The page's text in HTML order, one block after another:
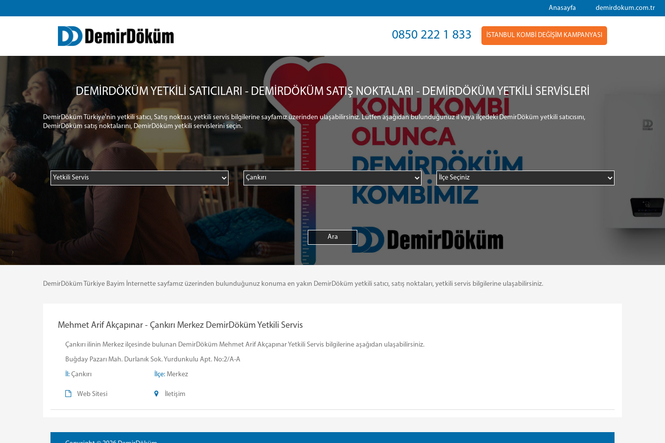
demirdokum.com.tr
Anasayfa
İSTANBUL KOMBİ DEĞİŞİM KAMPANYASI
0850 222 1 833
DEMİRDÖKÜM YETKİLİ SATICILARI - DEMİRDÖKÜM SATIŞ NOKTALARI - DEMİRDÖKÜM YETKİLİ SERVİSLERİ
DemirDöküm Türkiye'nin yetkili satıcı, Satış noktası, yetkili servis bilgilerine sayfamız üzerinden ulaşabilirsiniz. Lütfen aşağıdan bulunduğunuz il veya ilçedeki DemirDöküm yetkili satıcısını,
DemirDöküm satış noktalarını, DemirDöküm yetkili servislerini seçin.
DemirDöküm Türkiye Bayim İnternette sayfamız üzerinden bulunduğunuz konuma en yakın DemirDöküm yetkili satıcı, satış noktaları, yetkili servis bilgilerine ulaşabilirsiniz.
Mehmet Arif Akçapınar - Çankırı Merkez DemirDöküm Yetkili Servis
Çankırı ilinin Merkez ilçesinde bulunan DemirDöküm Mehmet Arif Akçapınar Yetkili Servis bilgilerine aşağıdan ulaşabilirsiniz.
Buğday Pazarı Mah. Durlanık Sok. Yurdunkulu Apt. No:2/A-A
İl: Çankırı İlçe: Merkez
Web Sitesi İletişim